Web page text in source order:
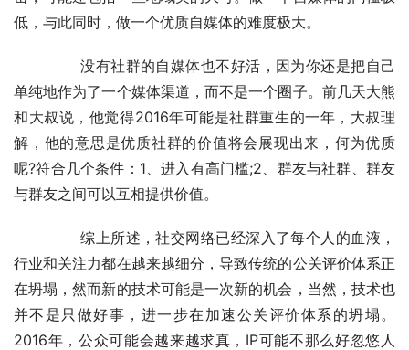
低，与此同时，做一个优质自媒体的难度极大。
单纯地作为了一个媒体渠道，而不是一个圈子。前几天大熊
和大叔说，他觉得2016年可能是社群重生的一年，大叔理
解，他的意思是优质社群的价值将会展现出来，何为优质
呢?符合几个条件：1、进入有高门槛;2、群友与社群、群友
与群友之间可以互相提供价值。
行业和关注力都在越来越细分，导致传统的公关评价体系正
在坍塌，然而新的技术可能是一次新的机会，当然，技术也
并不是只做好事，进一步在加速公关评价体系的坍塌。
2016年，公众可能会越来越求真，IP可能不那么好忽悠人